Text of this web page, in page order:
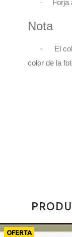
· Forja
Nota
·
El
color de la
OFERTA